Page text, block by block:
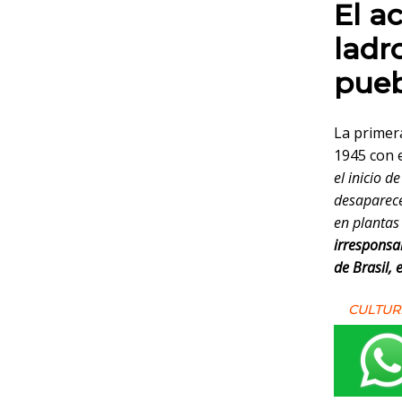
El
La
1945 con
el inicio
en
de Brasil,